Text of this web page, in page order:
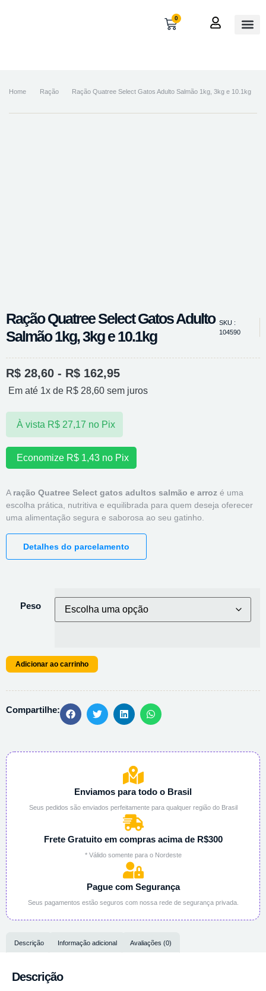
0
Home Ração Ração Quatree Select Gatos Adulto Salmão 1kg, 3kg e 10.1kg
Ração Quatree Select Gatos Adulto
Salmão 1kg, 3kg e 10.1kg
SKU :
104590
R$ 28,60 - R$ 162,95
Em até 1x de R$ 28,60 sem juros
À vista R$27,17 no Pix
Economize R$1,43no Pix
A ração Quatree Select gatos adultos salmão e arroz é uma
escolha prática, nutritiva e equilibrada para quem deseja oferecer
uma alimentação segura e saborosa ao seu gatinho.
Detalhes do parcelamento
Peso
Adicionar ao carrinho
Compartilhe:
Enviamos para todo o Brasil
Seus pedidos são enviados perfeitamente para qualquer região do Brasil
Frete Gratuito em compras acima de R$300
* Válido somente para o Nordeste
Pague com Segurança
Seus pagamentos estão seguros com nossa rede de segurança privada.
Descrição Informação adicional Avaliações (0)
Descrição